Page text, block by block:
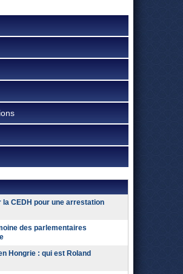
la CEDH pour une arrestation
des parlementaires
Hongrie : qui est Roland